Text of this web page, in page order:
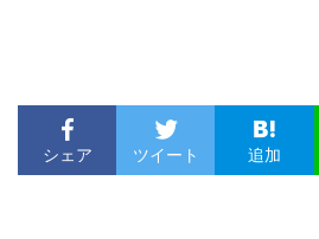
シェア ツイート 追加